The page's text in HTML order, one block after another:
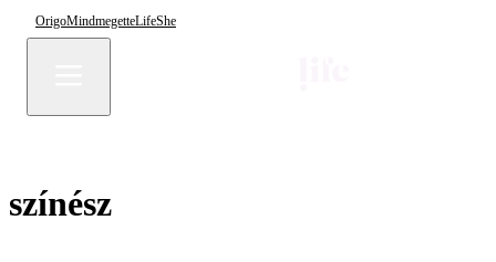
OrigoMindmegetteLifeShe
színész